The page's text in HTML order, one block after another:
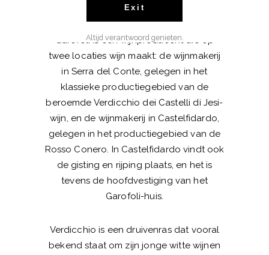
Garofoli is een wijnproducent die op
twee locaties wijn maakt: de wijnmakerij
in Serra del Conte, gelegen in het
klassieke productiegebied van de
beroemde Verdicchio dei Castelli di Jesi-
wijn, en de wijnmakerij in Castelfidardo,
gelegen in het productiegebied van de
Rosso Conero. In Castelfidardo vindt ook
de gisting en rijping plaats, en het is
tevens de hoofdvestiging van het
Garofoli-huis.
Verdicchio is een druivenras dat vooral
bekend staat om zijn jonge witte wijnen
Exit
Altijd verantwoord genieten.